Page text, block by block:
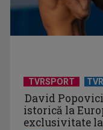
TVRSPORT
David
istorică la
exclusivitate